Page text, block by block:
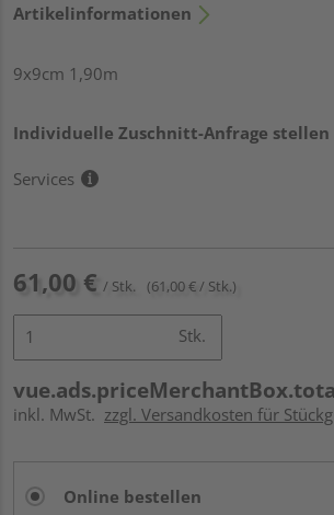
Artikelinformationen
9x9cm 1,90m
Individuelle Zuschnitt-Anfrage stellen
Services
61,00 € / Stk. (61,00 € / Stk.)
Stk.
inkl. MwSt. zzgl. Versandkosten für
Online bestellen